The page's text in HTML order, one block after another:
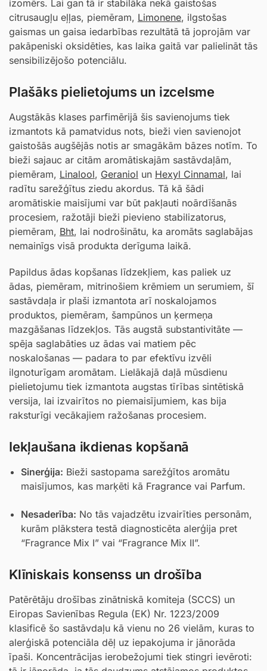
izomērs. Lai gan tā ir stabilāka nekā gaistošas
citrusaugļu eļļas, piemēram, Limonene, ilgstošas
gaismas un gaisa iedarbības rezultātā tā joprojām var
pakāpeniski oksidēties, kas laika gaitā var palielināt tās
sensibilizējošo potenciālu.
Plašāks pielietojums un izcelsme
Augstākās klases parfimērijā šis savienojums tiek
izmantots kā pamatvidus nots, bieži vien savienojot
gaistošās augšējās notis ar smagākām bāzes notīm. To
bieži sajauc ar citām aromātiskajām sastāvdaļām,
piemēram, Linalool, Geraniol un Hexyl Cinnamal, lai
radītu sarežģītus ziedu akordus. Tā kā šādi
aromātiskie maisījumi var būt pakļauti noārdīšanās
procesiem, ražotāji bieži pievieno stabilizatorus,
piemēram, Bht, lai nodrošinātu, ka aromāts saglabājas
nemainīgs visā produkta derīguma laikā.
Papildus ādas kopšanas līdzekļiem, kas paliek uz
ādas, piemēram, mitrinošiem krēmiem un serumiem, šī
sastāvdaļa ir plaši izmantota arī noskalojamos
produktos, piemēram, šampūnos un ķermeņa
mazgāšanas līdzekļos. Tās augstā substantivitāte —
spēja saglabāties uz ādas vai matiem pēc
noskalošanas — padara to par efektīvu izvēli
ilgnoturīgam aromātam. Lielākajā daļā mūsdienu
pielietojumu tiek izmantota augstas tīrības sintētiskā
versija, lai izvairītos no piemaisījumiem, kas bija
raksturīgi vecākajiem ražošanas procesiem.
Iekļaušana ikdienas kopšanā
Sinerģija: Bieži sastopama sarežģītos aromātu
maisījumos, kas marķēti kā Fragrance vai Parfum.
Nesaderība: No tās vajadzētu izvairīties personām,
kurām plākstera testā diagnosticēta alerģija pret
“Fragrance Mix I” vai “Fragrance Mix II”.
Klīniskais konsenss un drošība
Patērētāju drošības zinātniskā komiteja (SCCS) un
Eiropas Savienības Regula (EK) Nr. 1223/2009
klasificē šo sastāvdaļu kā vienu no 26 vielām, kuras to
alerģiskā potenciāla dēļ uz iepakojuma ir jānorāda
īpaši. Koncentrācijas ierobežojumi tiek stingri ievēroti: